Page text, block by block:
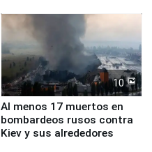
Fenómeno El Niño
10
Al menos 17 muertos en
bombardeos rusos contra
Kiev y sus alrededores